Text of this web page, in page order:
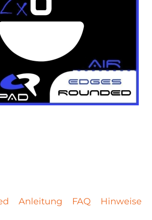
Anleitung FAQ Hinweise